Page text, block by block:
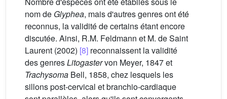
nom de Glyphea, mais d'autres genres ont été
reconnus, la validité de certains étant encore
discutée. Ainsi, R.M. Feldmann et M. de Saint
Laurent (2002) [8] reconnaissent la validité
des genresLitogastervon Meyer, 1847 et
Trachysoma Bell, 1858, chez lesquels les
sillons post-cervical et branchio-cardiaque